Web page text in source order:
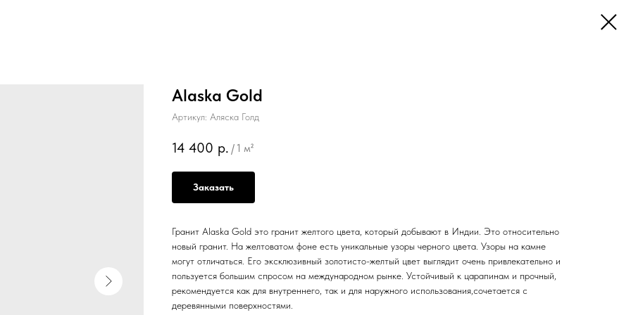
Alaska Gold
Артикул: Аляска Голд
14 400 р. / 1 м²
Заказать
Гранит Alaska Gold это гранит желтого цвета, который добывают в Индии. Это относительно
новый гранит. На желтоватом фоне есть уникальные узоры черного цвета. Узоры на камне
могут отличаться. Его эксклюзивный золотисто-желтый цвет выглядит очень привлекательно и
пользуется большим спросом на международном рынке. Устойчивый к царапинам и прочный,
рекомендуется как для внутреннего, так и для наружного использования,сочетается с
деревянными поверхностями.